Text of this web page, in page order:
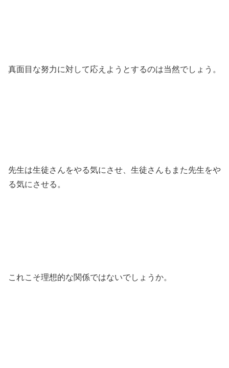
真面目な努力に対して応えようとするのは当然でしょう。
先生は生徒さんをやる気にさせ、生徒さんもまた先生をや
る気にさせる。
これこそ理想的な関係ではないでしょうか。